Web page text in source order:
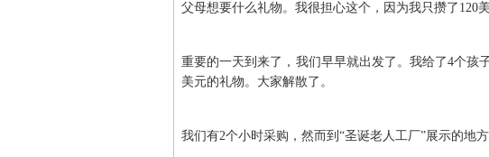
父母想要什么礼物。我很担心这个，因为我只攒了120
重要的一天到来了，我们早早就出发了。我给了4个孩
美元的礼物。大家解散了。
我们有2个小时采购，然而到“圣诞老人工厂”展示的地方